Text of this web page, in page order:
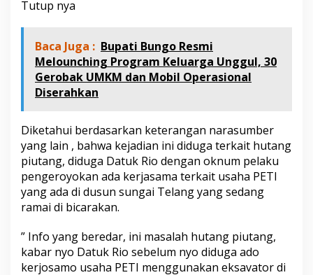
Tutup nya
Baca Juga : Bupati Bungo Resmi
Melounching Program Keluarga Unggul, 30
Gerobak UMKM dan Mobil Operasional
Diserahkan
Diketahui berdasarkan keterangan narasumber
yang lain , bahwa kejadian ini diduga terkait hutang
piutang, diduga Datuk Rio dengan oknum pelaku
pengeroyokan ada kerjasama terkait usaha PETI
yang ada di dusun sungai Telang yang sedang
ramai di bicarakan.
” Info yang beredar, ini masalah hutang piutang,
kabar nyo Datuk Rio sebelum nyo diduga ado
kerjosamo usaha PETI menggunakan eksavator di